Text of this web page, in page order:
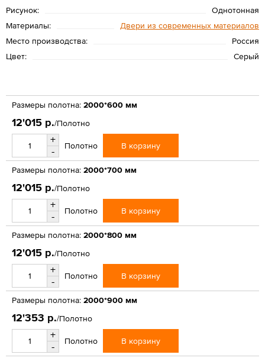
Рисунок:
Однотонная
Материалы:
Двери из современных материалов
Место производства:
Россия
Цвет:
Серый
Размеры полотна: 2000*600 мм
12'015 р./Полотно
+
-
Полотно В корзину
Размеры полотна: 2000*700 мм
12'015 р./Полотно
+
-
Полотно В корзину
Размеры полотна: 2000*800 мм
12'015 р./Полотно
+
-
Полотно В корзину
Размеры полотна: 2000*900 мм
12'353 р./Полотно
+
-
Полотно В корзину